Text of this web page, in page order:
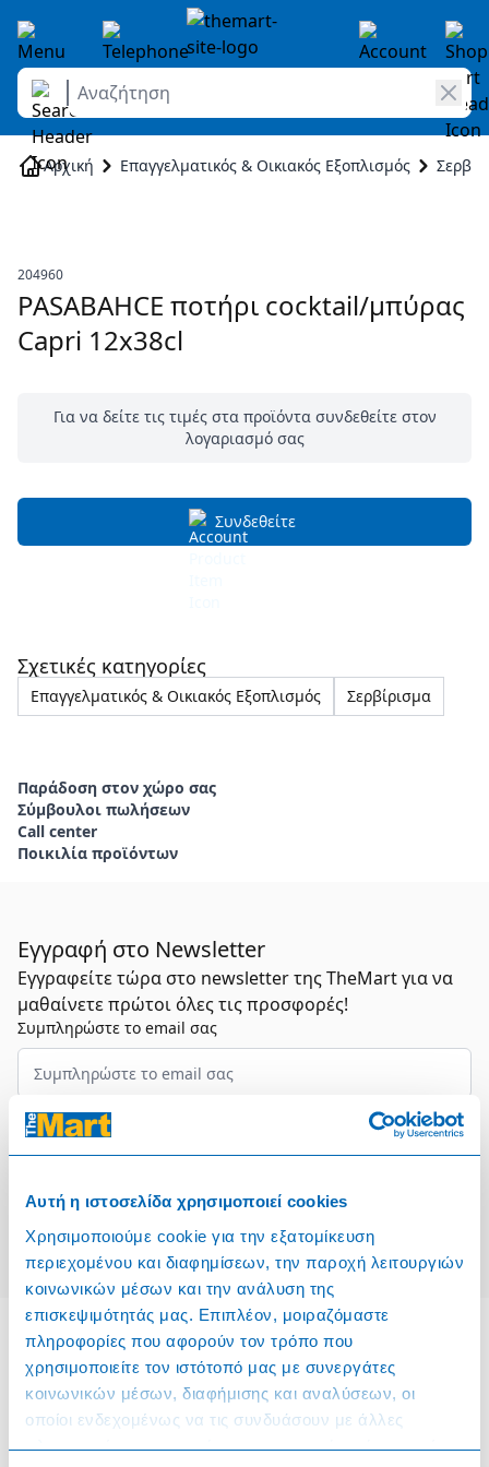
Αυτή η ιστοσελίδα χρησιμοποιεί cookies
Χρησιμοποιούμε cookie για την εξατομίκευση
περιεχομένου και διαφημίσεων, την παροχή λειτουργιών
κοινωνικών μέσων και την ανάλυση της
επισκεψιμότητάς μας. Επιπλέον, μοιραζόμαστε
πληροφορίες που αφορούν τον τρόπο που
χρησιμοποιείτε τον ιστότοπό μας με συνεργάτες
κοινωνικών μέσων, διαφήμισης και αναλύσεων, οι
οποίοι ενδεχομένως να τις συνδυάσουν με άλλες
πληροφορίες που τους έχετε παραχωρήσει ή τις οποίες
Skip to Content
Αναζήτηση
Αρχική Επαγγελματικός & Οικιακός Εξοπλισμός
204960
PASABAHCE ποτήρι cocktail/μπύρας
Capri 12x38cl
Για να δείτε τις τιμές στα προϊόντα συνδεθείτε στον
λογαριασμό σας
Συνδεθείτε
Σχετικές κατηγορίες
Επαγγελματικός & Οικιακός Εξοπλισμός Σερβίρισμα
Παράδοση στον χώρο σας
Σύμβουλοι πωλήσεων
Call center
Ποικιλία προϊόντων
Εγγραφή στο Newsletter
Εγγραφείτε τώρα στο newsletter της TheMart για να
μαθαίνετε πρώτοι όλες τις προσφορές!
Συμπληρώστε το email σας
Επιλέξτε τον τομέα σας
Πληροφορίες
Όροι & Προϋποθέσεις